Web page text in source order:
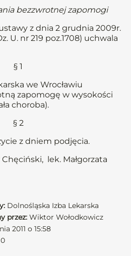
bezzwrotnej zapomogi
z dnia 2 grudnia 2009r.
U. nr 219 poz.1708) uchwala
§ 1
we Wrocławiu
zapomogę w wysokości
choroba).
§ 2
z dniem podjęcia.
lek. Małgorzata
Dolnośląska Izba Lekarska
przez: Wiktor Wołodkowicz
2011 o 15:58
0